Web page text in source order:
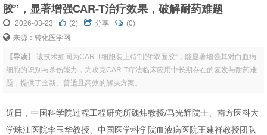
胶”，显著增强CAR-T治疗效果，破解耐药难题
2026-03-23 (2) 分享
(0)
来源：转化医学网
【导读】
该技术如同为CAR-T细胞装上特制的“双面胶”，能显著增强其对白血病
细胞的识别与杀伤能力，为攻克CAR-T疗法临床应用中长期存在的复发与耐药难
题，提供了全新、普适且高效的解决方案。
近日， 中国科学院过程工程研究所魏炜教授/马光辉院士、南方医科大
学珠江医院李玉华教授、中国医学科学院血液病医院王建祥教授团队